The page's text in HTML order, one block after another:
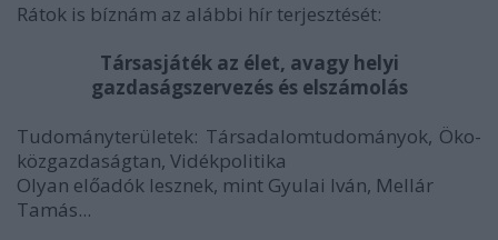
Rátok is bíznám az alábbi hír terjesztését:
Társasjáték az élet, avagy helyi
gazdaságszervezés és elszámolás
Tudományterületek: Társadalomtudományok, Öko-
közgazdaságtan, Vidékpolitika
Olyan előadók lesznek, mint Gyulai Iván, Mellár
Tamás...